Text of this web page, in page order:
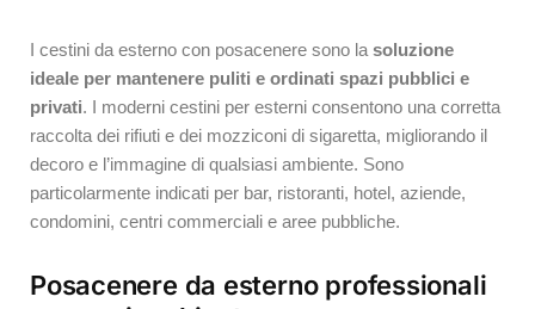
I cestini da esterno con posacenere sono la soluzione
ideale per mantenere puliti e ordinati spazi pubblici e
privati. I moderni cestini per esterni consentono una corretta
raccolta dei rifiuti e dei mozziconi di sigaretta, migliorando il
decoro e l’immagine di qualsiasi ambiente. Sono
particolarmente indicati per bar, ristoranti, hotel, aziende,
condomini, centri commerciali e aree pubbliche.
Posacenere da esterno professionali